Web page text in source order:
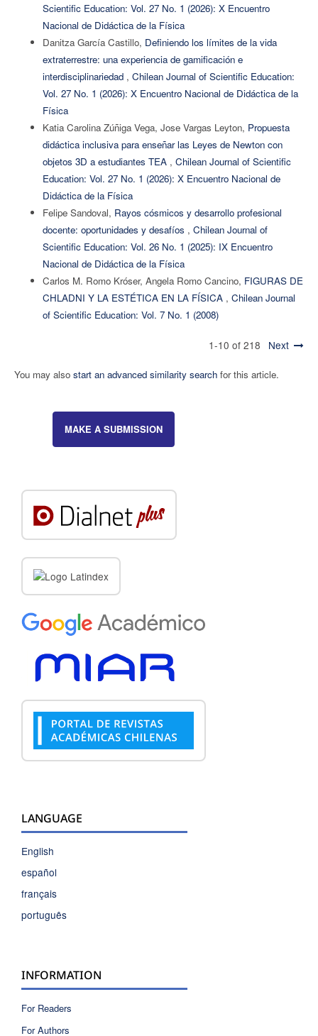
Scientific Education: Vol. 27 No. 1 (2026): X Encuentro
Nacional de Didáctica de la Física
Danitza García Castillo, Definiendo los límites de la vida
extraterrestre: una experiencia de gamificación e
interdisciplinariedad , Chilean Journal of Scientific Education:
Vol. 27 No. 1 (2026): X Encuentro Nacional de Didáctica de la
Física
Katia Carolina Zúñiga Vega, Jose Vargas Leyton, Propuesta
didáctica inclusiva para enseñar las Leyes de Newton con
objetos 3D a estudiantes TEA , Chilean Journal of Scientific
Education: Vol. 27 No. 1 (2026): X Encuentro Nacional de
Didáctica de la Física
Felipe Sandoval, Rayos cósmicos y desarrollo profesional
docente: oportunidades y desafíos , Chilean Journal of
Scientific Education: Vol. 26 No. 1 (2025): IX Encuentro
Nacional de Didáctica de la Física
Carlos M. Romo Króser, Angela Romo Cancino, FIGURAS DE
CHLADNI Y LA ESTÉTICA EN LA FÍSICA , Chilean Journal
of Scientific Education: Vol. 7 No. 1 (2008)
1-10 of 218 Next
You may also start an advanced similarity searchfor this article.
MAKE A SUBMISSION
LANGUAGE
English
español
français
português
INFORMATION
For Readers
For Authors